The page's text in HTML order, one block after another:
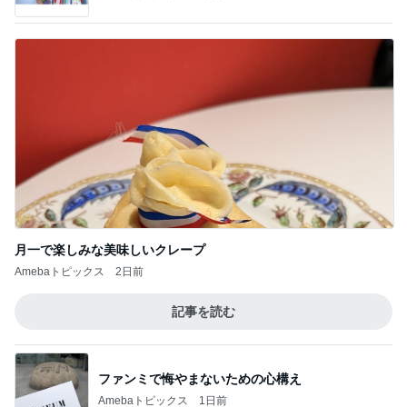
ユカイ 隣の人から貰ったプレゼント
擦らずにサビが落ちる画期的な物
Amebaトピックス 1日前
リピなしかなと思ったほっともっと
Amebaトピックス 13時間前